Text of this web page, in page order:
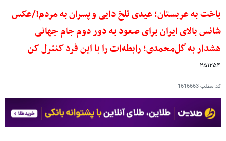
باخت به عربستان؛ عیدی تلخ دایی و پسران به مردم!/عکس
شانس بالای ایران برای صعود به دور دوم جام جهانی
هشدار به گل‌محمدی؛ رابطه‌ات را با این فرد کنترل کن
۲۵۱۲۵۴
کد مطلب1616663